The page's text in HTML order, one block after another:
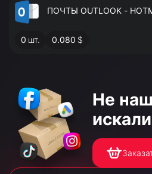
ПОЧТЫ OUTLOOK -
0 шт. 0.080 $
Не